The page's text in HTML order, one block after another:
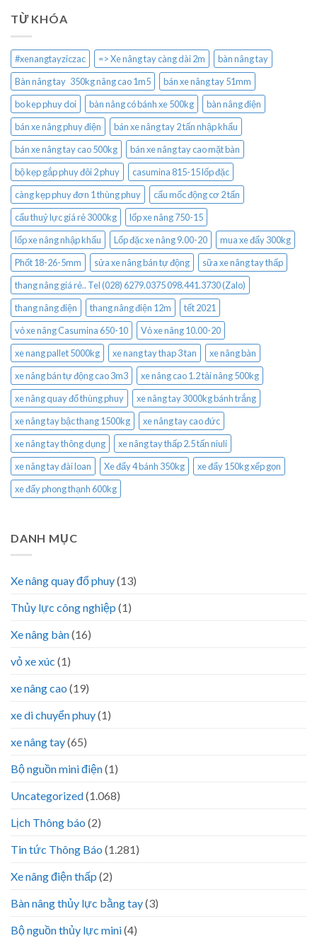
TỪ KHÓA
#xenangtayziczac => Xe nâng tay càng dài 2m
bàn nâng tay
Bàn nâng tay 350kg nâng cao 1m5
bán xe nâng tay 51mm
bo kep phuy doi
bàn nâng có bánh xe 500kg
bàn nâng điện
bán xe nâng phuy điện
bán xe nâng tay 2 tấn nhập khẩu
bán xe nâng tay cao 500kg
bán xe nâng tay cao mặt bàn
bộ kẹp gắp phuy đôi 2 phuy
casumina 815-15 lốp đặc
càng kẹp phuy đơn 1 thùng phuy
cẩu mốc động cơ 2 tấn
cẩu thuỷ lực giá rẻ 3000kg
lốp xe nâng 750-15
lốp xe nâng nhập khẩu
Lốp đặc xe nâng 9.00-20
mua xe đẩy 300kg
Phốt 18-26-5mm
sửa xe nâng bán tự động
sữa xe nâng tay thấp
thang nâng giá rẻ.. Tel (028) 6279.0375 098.441.3730 (Zalo)
thang nâng điện
thang nâng điện 12m
tết 2021
vỏ xe nâng Casumina 650-10
Vỏ xe nâng 10.00-20
xe nang pallet 5000kg
xe nang tay thap 3 tan
xe nâng bàn
xe nâng bán tự động cao 3m3
xe nâng cao 1.2 tải nâng 500kg
xe nâng quay đổ thùng phuy
xe nâng tay 3000kg bánh trắng
xe nâng tay bậc thang 1500kg
xe nâng tay cao đức
xe nâng tay thông dụng
xe nâng tay thấp 2.5 tấn niuli
xe nâng tay đài loan
Xe đẩy 4 bánh 350kg
xe đẩy 150kg xếp gọn
xe đẩy phong thạnh 600kg
DANH MỤC
Xe nâng quay đổ phuy(13)
Thủy lực công nghiệp (1)
Xe nâng bàn(16)
vỏ xe xúc (1)
xe nâng cao (19)
xe di chuyển phuy(1)
xe nâng tay(65)
Bộ nguồn mini điện(1)
Uncategorized(1.068)
Lịch Thông báo (2)
Tin tức Thông Báo (1.281)
Xe nâng điện thấp (2)
Bàn nâng thủy lực bằng tay(3)
Bộ nguồn thủy lực mini(4)